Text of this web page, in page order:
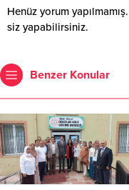
Henüz yorum
siz yapabilirsiniz.
Benzer Konular